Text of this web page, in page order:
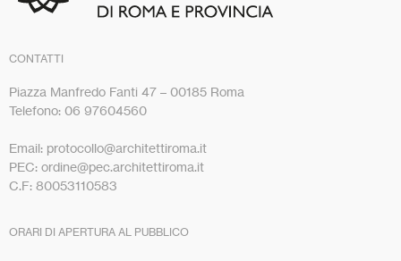
CONTATTI
Piazza Manfredo Fanti 47 – 00185 Roma
Telefono: 06 97604560
Email: protocollo@architettiroma.it
PEC: ordine@pec.architettiroma.it
C.F: 80053110583
ORARI DI APERTURA AL PUBBLICO